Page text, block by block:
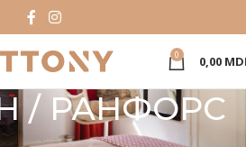
0 0,00
/ РАНФОРС
ПОПЛИН / РАНФОРС